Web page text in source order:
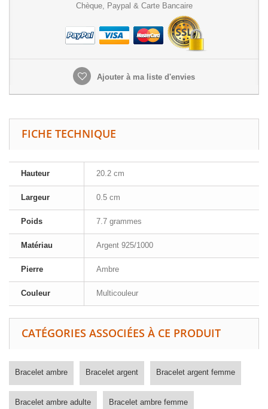
Chèque, Paypal & Carte Bancaire
Ajouter à ma liste d'envies
FICHE TECHNIQUE
Hauteur 20.2 cm
Largeur 0.5 cm
Poids 7.7 grammes
Matériau Argent 925/1000
Pierre Ambre
Couleur Multicouleur
CATÉGORIES ASSOCIÉES À CE PRODUIT
Bracelet ambre Bracelet argent Bracelet argent femme
Bracelet ambre adulte Bracelet ambre femme